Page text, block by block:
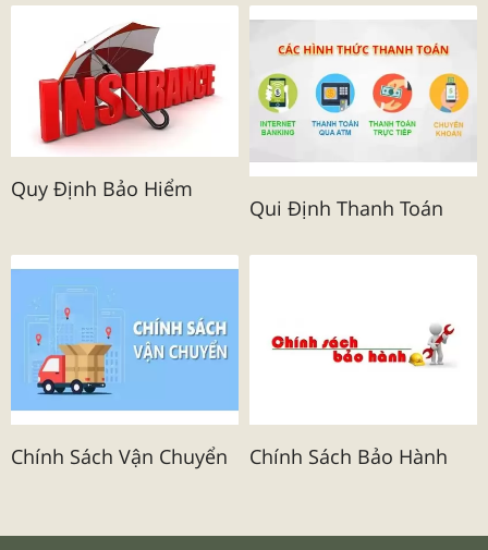
Quy Định Bảo Hiểm
Qui Định Thanh Toán
Chính Sách Vận Chuyển Chính Sách Bảo Hành